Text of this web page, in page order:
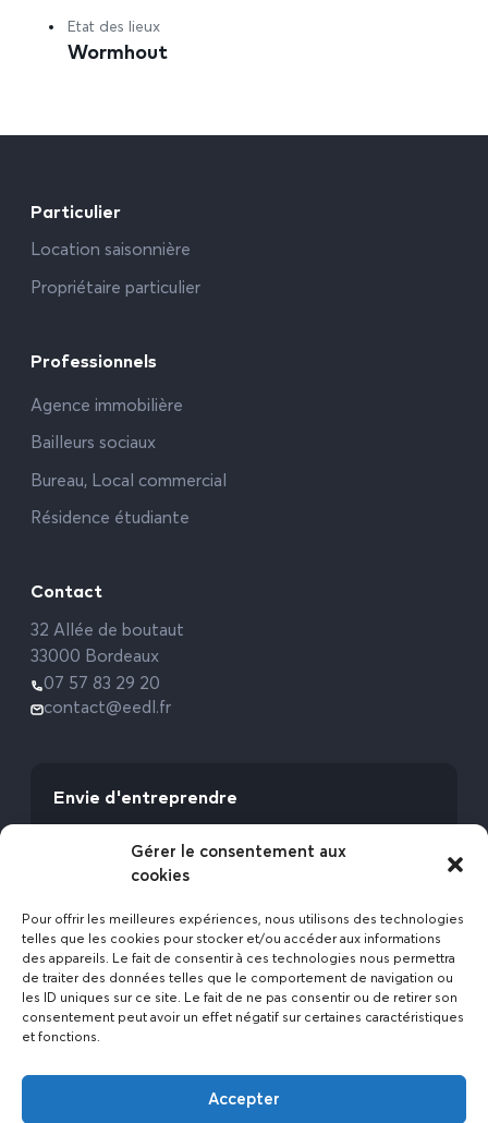
Gérer le consentement aux
cookies
Pour offrir les meilleures expériences, nous utilisons des technologies
telles que les cookies pour stocker et/ou accéder aux informations
des appareils. Le fait de consentir à ces technologies nous permettra
de traiter des données telles que le comportement de navigation ou
les ID uniques sur ce site. Le fait de ne pas consentir ou de retirer son
consentement peut avoir un effet négatif sur certaines caractéristiques
et fonctions.
Accepter
Etat des lieux
Wormhout
Particulier
Location saisonnière
Propriétaire particulier
Professionnels
Agence immobilière
Bailleurs sociaux
Bureau, Local commercial
Résidence étudiante
Contact
32 Allée de boutaut
33000 Bordeaux
07 57 83 29 20
contact@eedl.fr
Envie d'entreprendre
avec l’Expert Etat des Lieux !
Rejoignez-nous